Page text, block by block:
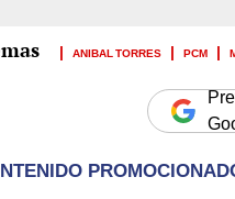
ANIBAL TORRES PCM